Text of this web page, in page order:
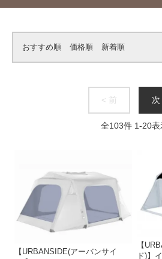
おすすめ順 価格順 新着順
< 前 次
全103件 1-20表
【URBANSIDE(アーバンサイ
【
ド)】